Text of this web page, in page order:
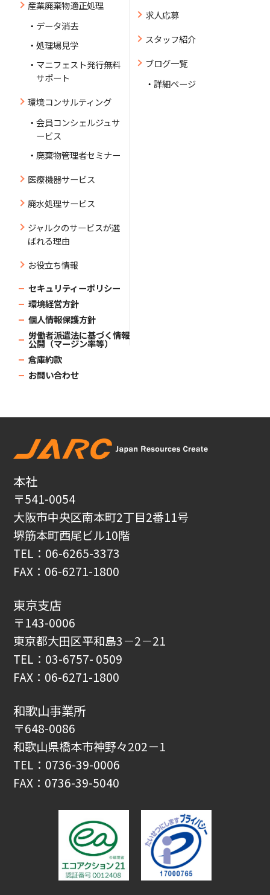
産業廃棄物適正処理
データ消去
処理場見学
マニフェスト発行無料
サポート
環境コンサルティング
会員コンシェルジュサ
ービス
廃棄物管理者セミナー
医療機器サービス
廃水処理サービス
ジャルクのサービスが選
ばれる理由
お役立ち情報
求人応募
スタッフ紹介
ブログ一覧
詳細ページ
セキュリティーポリシー
環境経営方針
個人情報保護方針
労働者派遣法に基づく情報
公開（マージン率等）
倉庫約款
お問い合わせ
本社
〒541-0054
大阪市中央区南本町2丁目2番11号
堺筋本町西尾ビル10階
TEL：06-6265-3373
FAX：06-6271-1800
東京支店
〒143-0006
東京都大田区平和島3－2－21
TEL：03-6757- 0509
FAX：06-6271-1800
和歌山事業所
〒648-0086
和歌山県橋本市神野々202－1
TEL：0736-39-0006
FAX：0736-39-5040